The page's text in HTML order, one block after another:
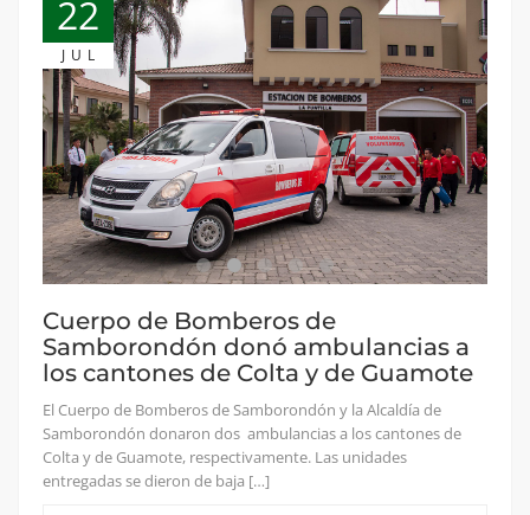
22
JUL
Cuerpo de Bomberos de
Samborondón donó ambulancias a
los cantones de Colta y de Guamote
El Cuerpo de Bomberos de Samborondón y la Alcaldía de
Samborondón donaron dos ambulancias a los cantones de
Colta y de Guamote, respectivamente. Las unidades
entregadas se dieron de baja […]